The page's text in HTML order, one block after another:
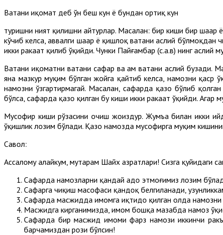
Ватани иқомат деб ўн беш кун ё бундан ортиқ кун
туришни ният қилишни айтурлар. Масалан: бир киши бир шаҳар
кўчиб келса, аввалги шаҳар ё қишлоқ ватани аслий
икки ракаат қилиб ўқийди. Чунки Пайғамбар (с.а.в) нинг
Ватани иқоматни ватани сафар ва ҳам ватани аслий бузади.
яна мазкур муқим бўлган жойга қайтиб келса, намозни
намозни ўзгартирмагай. Масалан, сафарда қазо бўлиб
бўлса, сафарда қазо қилган бу киши икки ракаат ўқийди.
Мусофир киши рўзасини очиш жоиздур. Жумъа билан икки
ўқишлик лозим бўлади. Қазо намозда мусофирга муқим
Савол:
Ассалому алайкум, муҳтарам Шайх ҳазратлари! Сизга қуйидаги
Сафарда намозларни қандай адо этмоғимиз лозим
Сафарга чиқиш масофаси қандоқ белгиланади,
Сафарда масжидда имомга иқтидо қилган ҳолда
Масжидга кирганимизда, имом бошқа мазҳабда намоз
Сафарда бир масжид имоми фарз намози иккинчи
барчамиздан рози бўлсин!